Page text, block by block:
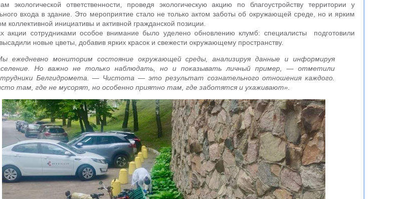
экологической ответственности, проведя экологическую акцию по благоустройству территории у
входа в здание. Это мероприятие стало не только актом заботы об окружающей среде, но и ярким
коллективной инициативы и активной гражданской позиции.
акции сотрудниками особое внимание было уделено обновлению клумб: специалисты подготовили
новые цветы, добавив ярких красок и свежести окружающему пространству.
ежедневно мониторим состояние окружающей среды, анализируя данные и информируя
Но важно не только наблюдать, но и показывать личный пример, — отметили
Белгидромета. — Чистота — это результат сознательного отношения каждого.
там, где не мусорят, но особенно приятно там, где заботятся и ухаживают».